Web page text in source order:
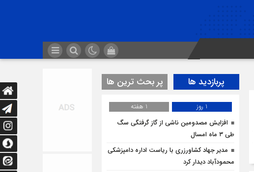
پربازدید ها پر بحث ترین ها
1 روز
1 هفته
افزایش مصدومین ناشی از گاز گرفتگی سگ
طی ۳ ماه امسال
مدیر جهاد کشاورزری با ریاست اداره دامپزشکی
محمودآباد دیدار کرد